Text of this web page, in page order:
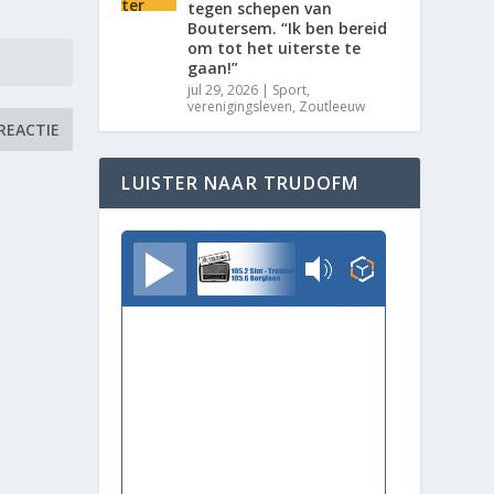
tegen schepen van
Boutersem. “Ik ben bereid
om tot het uiterste te
gaan!”
jul 29, 2026 | Sport,
verenigingsleven, Zoutleeuw
LUISTER NAAR TRUDOFM
TrudoFM